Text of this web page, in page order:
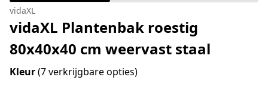
vidaXL
vidaXL Plantenbak roestig
80x40x40 cm weervast staal
Kleur(7 verkrijgbare opties)